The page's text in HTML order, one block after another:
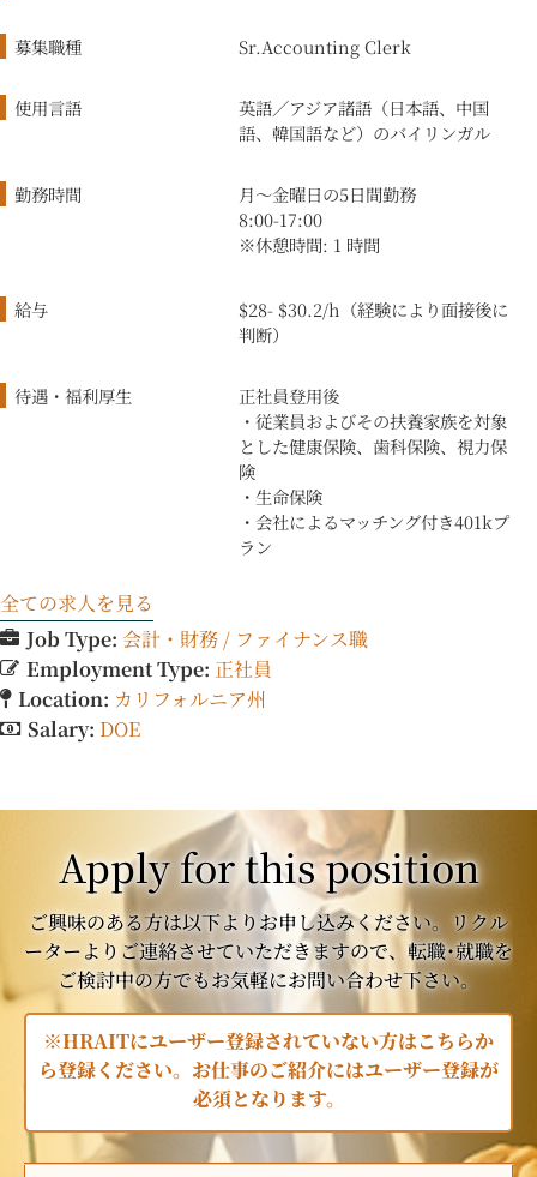
募集職種 Sr.Accounting Clerk
使用言語
英語／アジア諸語（日本語、中国
語、韓国語など）のバイリンガル
勤務時間
月〜金曜日の5日間勤務
8:00-17:00
※休憩時間: 1 時間
給与
$28- $30.2/h（経験により面接後に
判断）
待遇・福利厚生
正社員登用後
・従業員およびその扶養家族を対象
とした健康保険、歯科保険、視力保
険
・生命保険
・会社によるマッチング付き401kプ
ラン
全ての求人を見る
Job Type: 会計・財務 / ファイナンス職
Employment Type: 正社員
Location: カリフォルニア州
Salary: DOE
Apply for this position
ご興味のある方は以下よりお申し込みください。リクル
ーターよりご連絡させていただきますので、転職･就職を
ご検討中の方でもお気軽にお問い合わせ下さい。
※HRAITにユーザー登録されていない方はこちらか
ら登録ください。お仕事のご紹介にはユーザー登録が
必須となります。